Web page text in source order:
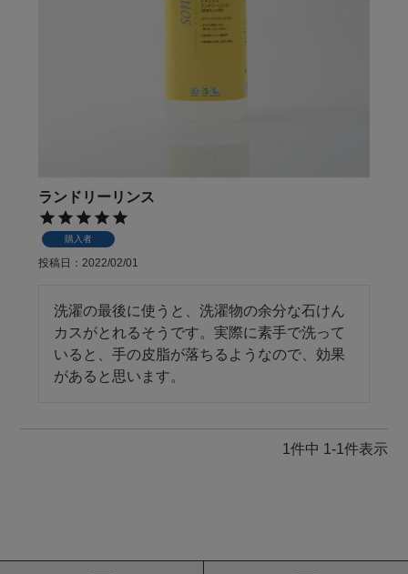
ランドリーリンス
購入者
投稿日 2022/02/01
洗濯の最後に使うと、洗濯物の余分な石けん
カスがとれるそうです。実際に素手で洗って
いると、手の皮脂が落ちるようなので、効果
1 件中 1 -1 件表示